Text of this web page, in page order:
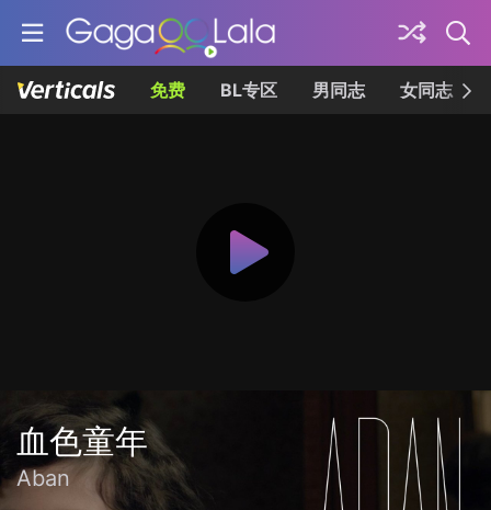
免费 BL专区 男同志 女同志
血色童年
Aban